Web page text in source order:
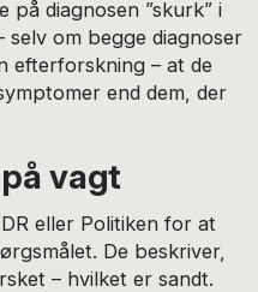
på diagnosen ”skurk” i
selv om begge diagnoser
efterforskning – at de
end dem, der
vagt
eller Politiken for at
De beskriver,
– hvilket er sandt.